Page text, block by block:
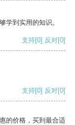
学到实用的知识。
支持[0] 反对[0]
支持[0] 反对[0]
的价格，买到最合适